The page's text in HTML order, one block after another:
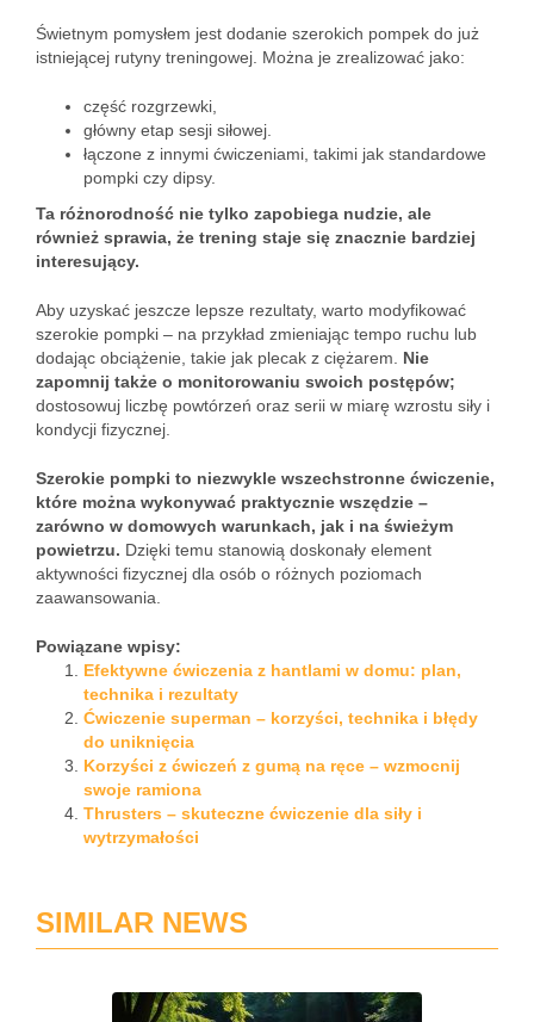
Świetnym pomysłem jest dodanie szerokich pompek do już
istniejącej rutyny treningowej. Można je zrealizować jako:
część rozgrzewki,
główny etap sesji siłowej.
łączone z innymi ćwiczeniami, takimi jak standardowe
pompki czy dipsy.
Ta różnorodność nie tylko zapobiega nudzie, ale
również sprawia, że trening staje się znacznie bardziej
interesujący.
Aby uzyskać jeszcze lepsze rezultaty, warto modyfikować
szerokie pompki – na przykład zmieniając tempo ruchu lub
dodając obciążenie, takie jak plecak z ciężarem. Nie
zapomnij także o monitorowaniu swoich postępów;
dostosowuj liczbę powtórzeń oraz serii w miarę wzrostu siły i
kondycji fizycznej.
Szerokie pompki to niezwykle wszechstronne ćwiczenie,
które można wykonywać praktycznie wszędzie –
zarówno w domowych warunkach, jak i na świeżym
powietrzu. Dzięki temu stanowią doskonały element
aktywności fizycznej dla osób o różnych poziomach
zaawansowania.
Powiązane wpisy:
Efektywne ćwiczenia z hantlami w domu: plan,
technika i rezultaty
Ćwiczenie superman – korzyści, technika i błędy
do uniknięcia
Korzyści z ćwiczeń z gumą na ręce – wzmocnij
swoje ramiona
Thrusters – skuteczne ćwiczenie dla siły i
wytrzymałości
SIMILAR NEWS